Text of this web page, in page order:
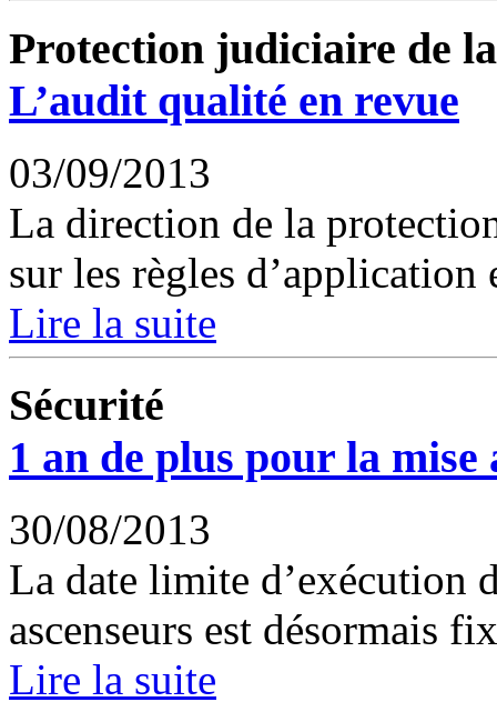
Protection judiciaire de
L’audit qualité en revue
03/09/2013
La direction de la
sur les règles
Lire la suite
Sécurité
1 an de plus pour la mise
30/08/2013
La date limite d’exécution
ascenseurs est désormais
Lire la suite